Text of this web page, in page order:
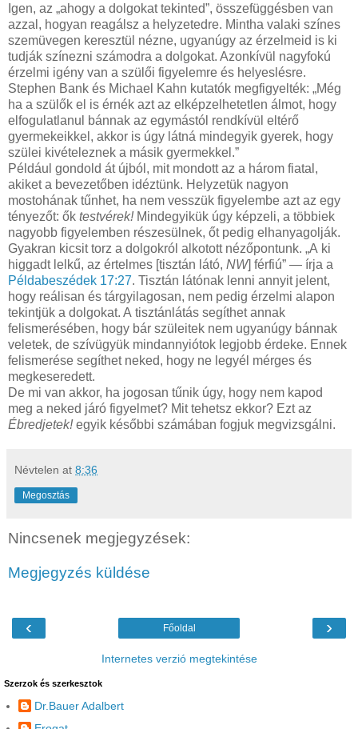
Igen, az „ahogy a dolgokat tekinted”, összefüggésben van
azzal, hogyan reagálsz a helyzetedre. Mintha valaki színes
szemüvegen keresztül nézne, ugyanúgy az érzelmeid is ki
tudják színezni számodra a dolgokat. Azonkívül nagyfokú
érzelmi igény van a szülői figyelemre és helyeslésre.
Stephen Bank és Michael Kahn kutatók megfigyelték: „Még
ha a szülők el is érnék azt az elképzelhetetlen álmot, hogy
elfogulatlanul bánnak az egymástól rendkívül eltérő
gyermekeikkel, akkor is úgy látná mindegyik gyerek, hogy
szülei kivételeznek a másik gyermekkel.”
Például gondold át újból, mit mondott az a három fiatal,
akiket a bevezetőben idéztünk. Helyzetük nagyon
mostohának tűnhet, ha nem vesszük figyelembe azt az egy
tényezőt: ők testvérek! Mindegyikük úgy képzeli, a többiek
nagyobb figyelemben részesülnek, őt pedig elhanyagolják.
Gyakran kicsit torz a dolgokról alkotott nézőpontunk. „A ki
higgadt lelkű, az értelmes [tisztán látó, NW] férfiú” — írja a
Példabeszédek 17:27. Tisztán látónak lenni annyit jelent,
hogy reálisan és tárgyilagosan, nem pedig érzelmi alapon
tekintjük a dolgokat. A tisztánlátás segíthet annak
felismerésében, hogy bár szüleitek nem ugyanúgy bánnak
veletek, de szívügyük mindannyiótok legjobb érdeke. Ennek
felismerése segíthet neked, hogy ne legyél mérges és
megkeseredett.
De mi van akkor, ha jogosan tűnik úgy, hogy nem kapod
meg a neked járó figyelmet? Mit tehetsz ekkor? Ezt az
Ébredjetek!egyik későbbi számában fogjuk megvizsgálni.
Névtelen at 8:36
Megosztás
Nincsenek megjegyzések:
Megjegyzés küldése
‹ ›
Főoldal
Internetes verzió megtekintése
Szerzok és szerkesztok
Dr.Bauer Adalbert